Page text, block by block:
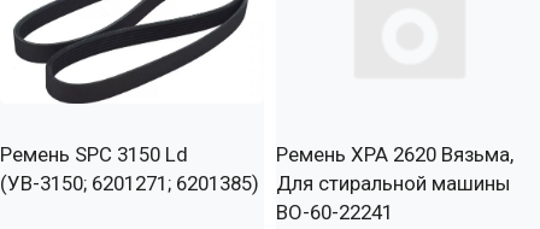
Ремень SPC 3150 Ld
(УВ-3150; 6201271; 6201385)
Ремень XPA 2620 Вязьма,
Для стиральной машины
ВО-60-22241